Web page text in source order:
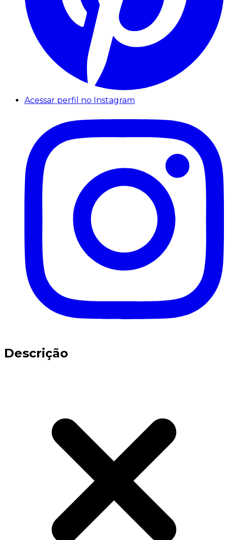
Acessar perfil no Instagram
Descrição